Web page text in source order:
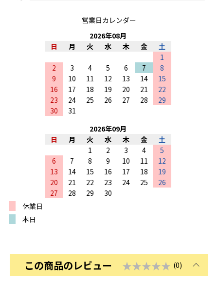
営業日カレンダー
2026年08月
日
月 火 水 木 金
土
1
2
3 4 5 6 7
8
9
10 11 12 13 14
15
16
17 18 19 20 21
22
23
24 25 26 27 28
29
30
31
2026年09月
日
月 火 水 木 金
土
1
2 3 4
5
6
7 8 9 10 11
12
13
14 15 16 17 18
19
20
21 22 23 24 25
26
27
28 29
30
休業日
本日
この商品のレビュー ★★★★★ (0)